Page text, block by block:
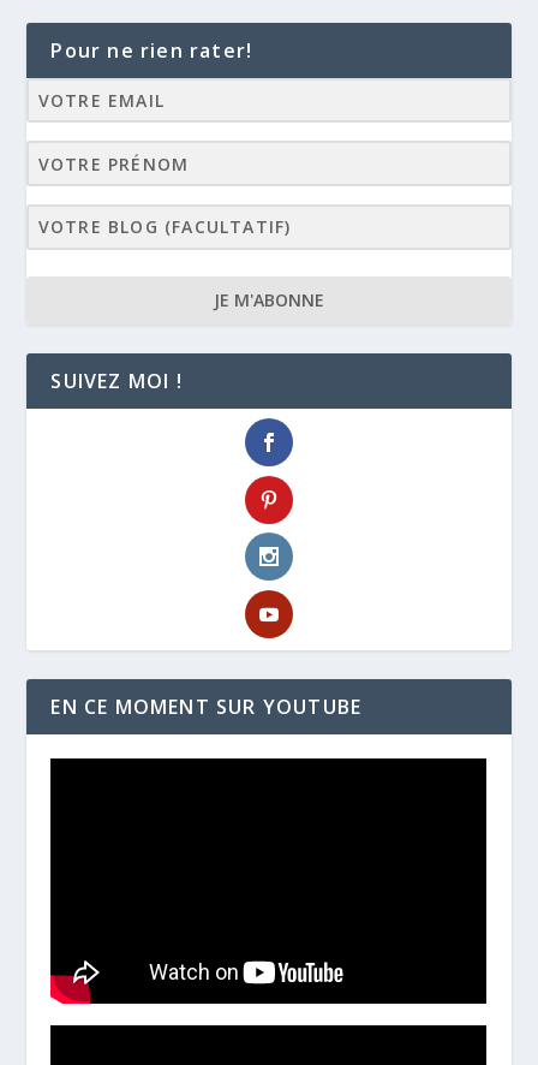
Pour ne rien rater!
JE M'ABONNE
SUIVEZ MOI !
EN CE MOMENT SUR YOUTUBE